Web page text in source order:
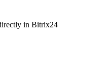
in Bitrix24